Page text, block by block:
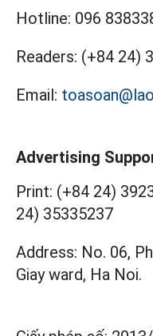
Hotline: 096
Readers: (+84 24)
Email:
Advertising
Print: (+84 24)
24) 35335237
Address: No. 06,
Giay ward, Ha Noi.